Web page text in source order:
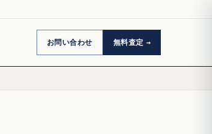
お問い合わせ 無料査定